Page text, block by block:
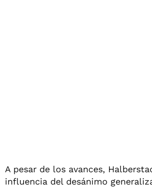
A pesar de los avances,
influencia del desánimo